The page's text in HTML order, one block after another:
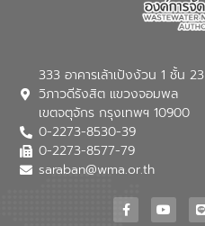
333 อาคารเล้าเป้งง้วน 1 ชั้น 23
วิภาวดีรังสิต แขวงจอมพล
เขตจตุจักร กรุงเทพฯ 10900
0-2273-8530-39
0-2273-8577-79
saraban@wma.or.th